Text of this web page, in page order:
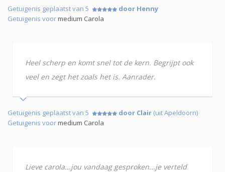
Getuigenis geplaatst van 5
door Henny
Getuigenis voormedium Carola
Heel scherp en komt snel tot de kern. Begrijpt ook
veel en zegt het zoals het is. Aanrader.
Getuigenis geplaatst van 5 door Clair (uit Apeldoorn)
Getuigenis voormedium Carola
Lieve carola...jou vandaag gesproken...je verteld